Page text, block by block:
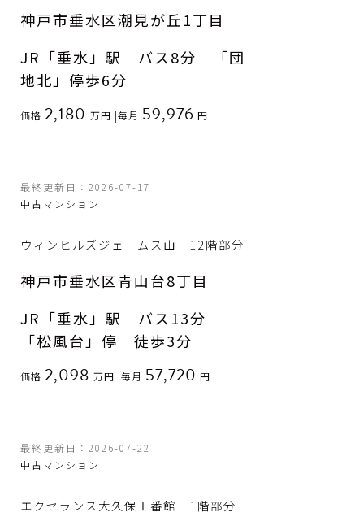
神戸市垂水区潮見が丘1丁目
JR「垂水」駅 バス8分 「団
地北」停歩6分
価格 2,180 万円 |毎月 59,976 円
最終更新日：2026-07-17
中古マンション
ウィンヒルズジェームス山 12階部分
神戸市垂水区青山台8丁目
JR「垂水」駅 バス13分
「松風台」停 徒歩3分
価格 2,098 万円 |毎月 57,720 円
最終更新日：2026-07-22
中古マンション
エクセランス大久保Ⅰ番館 1階部分